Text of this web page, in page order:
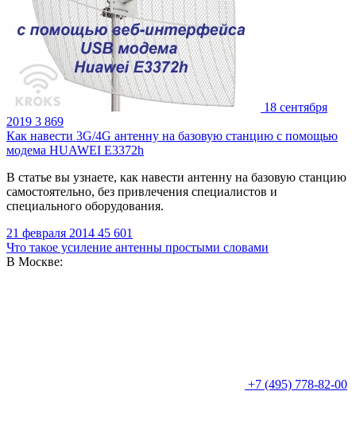
18 сентября
2019 3 869
Как навести 3G/4G антенну на базовую станцию с помощью
модема HUAWEI E3372h
В статье вы узнаете, как навести антенну на базовую станцию
самостоятельно, без привлечения специалистов и
специального оборудования.
21 февраля 2014 45 601
Что такое усиление антенны простыми словами
В Москве:
+7 (495) 778-82-00